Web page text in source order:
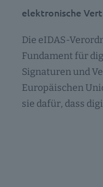
elektronische
Die
Fundament für
Signaturen und
Europäischen
sie dafür, dass